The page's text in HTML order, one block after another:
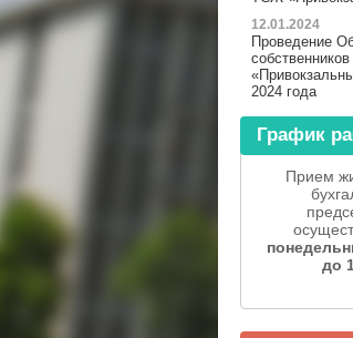
12.01.2024
Проведение
2024 года
График
Прием
до